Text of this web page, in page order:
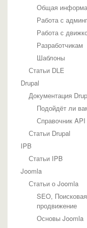
Общая
Работа с
Работа с
Разработчикам
Шаблоны
Статьи DLE
Drupal
Документация
Подойдёт ли
Справочник API
Статьи Drupal
IPB
Статьи IPB
Joomla
Статьи о Joomla
SEO,
продвижение
Основы Joomla